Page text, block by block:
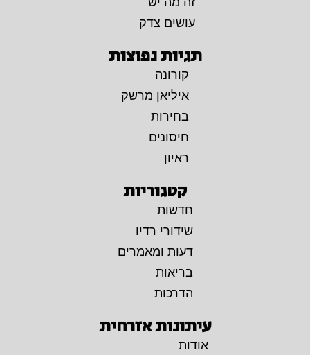
עושים צדק
תגיות נפוצות
קורונה
איליאן מרשק
בחירות
חיסונים
ראיון
קטגוריות
חדשות
שידורי רדיו
דעות ומאמרים
בריאות
הדרכות
עיתונות אזרחית
אודות